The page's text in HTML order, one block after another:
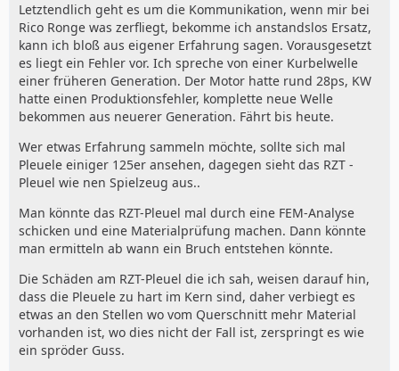
Letztendlich geht es um die Kommunikation, wenn mir bei
Rico Ronge was zerfliegt, bekomme ich anstandslos Ersatz,
kann ich bloß aus eigener Erfahrung sagen. Vorausgesetzt
es liegt ein Fehler vor. Ich spreche von einer Kurbelwelle
einer früheren Generation. Der Motor hatte rund 28ps, KW
hatte einen Produktionsfehler, komplette neue Welle
bekommen aus neuerer Generation. Fährt bis heute.
Wer etwas Erfahrung sammeln möchte, sollte sich mal
Pleuele einiger 125er ansehen, dagegen sieht das RZT -
Pleuel wie nen Spielzeug aus..
Man könnte das RZT-Pleuel mal durch eine FEM-Analyse
schicken und eine Materialprüfung machen. Dann könnte
man ermitteln ab wann ein Bruch entstehen könnte.
Die Schäden am RZT-Pleuel die ich sah, weisen darauf hin,
dass die Pleuele zu hart im Kern sind, daher verbiegt es
etwas an den Stellen wo vom Querschnitt mehr Material
vorhanden ist, wo dies nicht der Fall ist, zerspringt es wie
ein spröder Guss.